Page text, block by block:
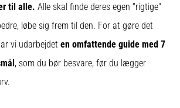
til alle. Alle skal finde deres egen "rigtige"
løbe sig frem til den. For at gøre det
vi udarbejdet en omfattende guide med 7
, som du bør besvare, før du lægger